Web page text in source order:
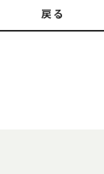
更する旨、変更後
戻る